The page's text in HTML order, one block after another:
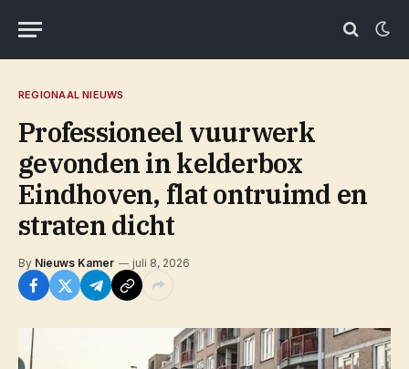
REGIONAAL NIEUWS
Professioneel vuurwerk
gevonden in kelderbox
Eindhoven, flat ontruimd en
straten dicht
By Nieuws Kamer juli 8, 2026